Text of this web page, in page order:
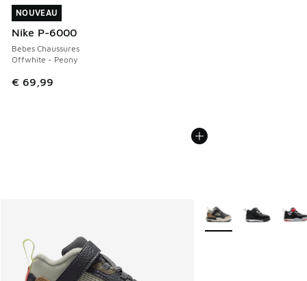
NOUVEAU
Nike P-6000
Bebes Chaussures
Offwhite - Peony
€ 69,99
NOUVEAU
Plus de couleurs